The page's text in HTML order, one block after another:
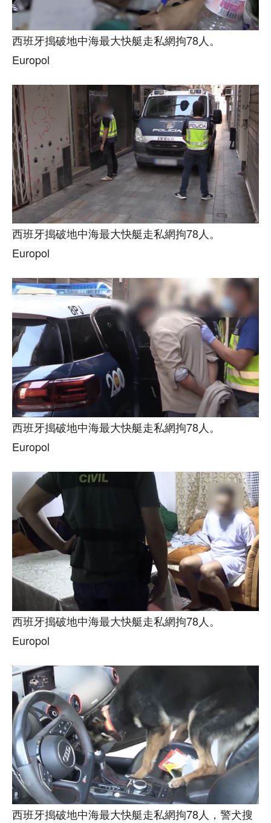
西班牙搗破地中海最大快艇走私網拘78人。
Europol
西班牙搗破地中海最大快艇走私網拘78人。
Europol
西班牙搗破地中海最大快艇走私網拘78人。
Europol
西班牙搗破地中海最大快艇走私網拘78人。
Europol
西班牙搗破地中海最大快艇走私網拘78人，警犬搜